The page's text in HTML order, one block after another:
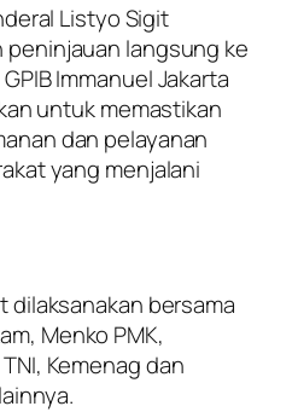
Listyo Sigit
peninjauan langsung ke
Immanuel Jakarta
untuk memastikan
dan pelayanan
yang menjalani
bersama
Menko PMK,
Kemenag dan